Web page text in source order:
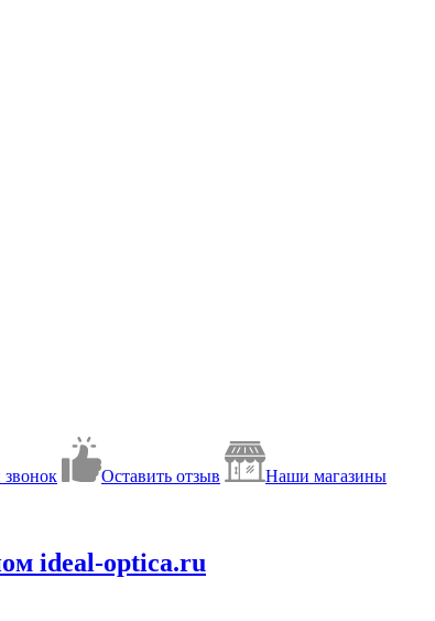
звонок Оставить отзыв
Наши магазины
ideal-optica.ru